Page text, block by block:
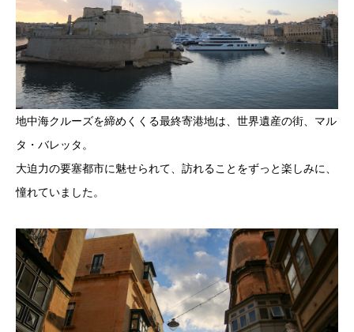
地中海クルーズを締めくくる最終寄港地は、世界遺産の街、マル
タ・バレッタ。
大迫力の要塞都市に魅せられて、訪れることをずっと楽しみに、
憧れていました。